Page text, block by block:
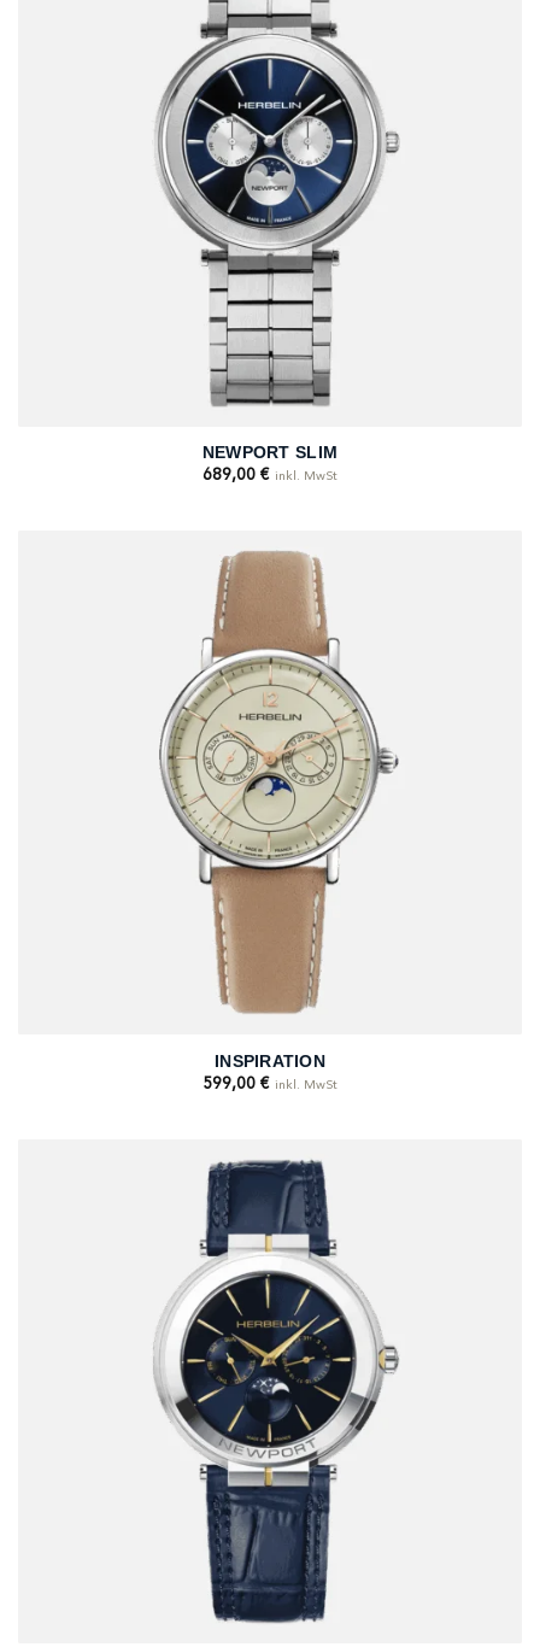
NEWPORT SLIM
689,00 € inkl. MwSt
INSPIRATION
599,00 € inkl. MwSt